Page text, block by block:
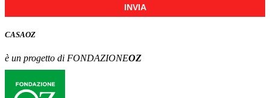
INVIA
CASAOZ
è un progetto di FONDAZIONEOZ